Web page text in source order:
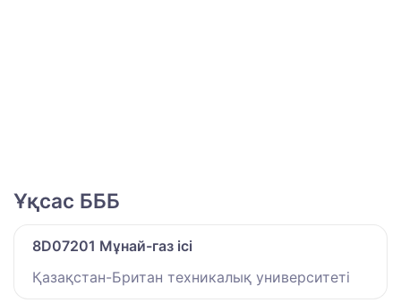
Ұқсас БББ
8D07201 Мұнай-газ ісі
Қазақстан-Британ техникалық университеті